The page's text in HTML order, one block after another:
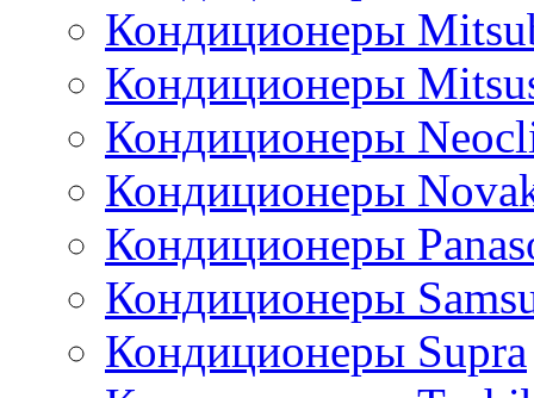
Кондиционеры
Кондиционеры
Кондиционеры
Кондиционеры
Кондиционеры
Кондиционеры
Кондиционеры Supra